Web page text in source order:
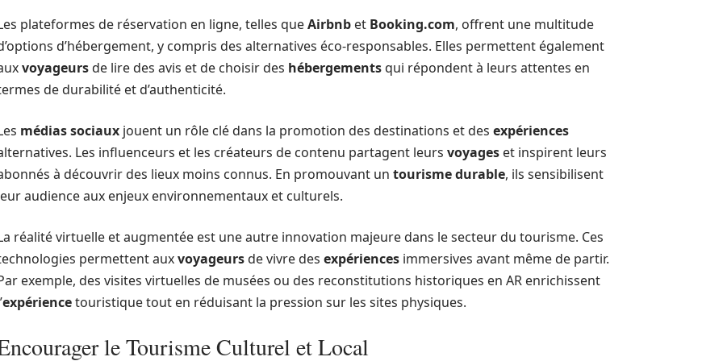
plateformes de réservation en ligne, telles queAirbnb et Booking.com, offrent une multitude
d’hébergement, y compris des alternatives éco-responsables. Elles permettent également
voyageursde lire des avis et de choisir des hébergementsqui répondent à leurs attentes en
de durabilité et d’authenticité.
médias sociaux jouent un rôle clé dans la promotion des destinations et des expériences
Les influenceurs et les créateurs de contenu partagent leurs voyages et inspirent leurs
à découvrir des lieux moins connus. En promouvant un tourisme durable, ils sensibilisent
audience aux enjeux environnementaux et culturels.
réalité virtuelle et augmentée est une autre innovation majeure dans le secteur du tourisme. Ces
permettent auxvoyageursde vivre des expériences immersives avant même de partir.
exemple, des visites virtuelles de musées ou des reconstitutions historiques en AR enrichissent
expériencetouristique tout en réduisant la pression sur les sites physiques.
le Tourisme Culturel et Local